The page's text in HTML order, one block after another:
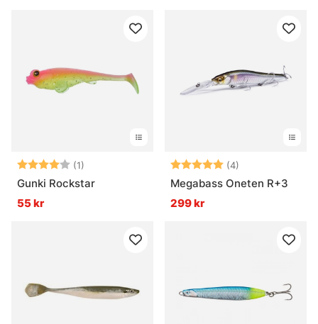
Betyg: (1)
4.0 utav 5 stjärnor
Gunki Rockstar
55 kr
Betyg: (4)
Megabass Oneten R+3
299 kr